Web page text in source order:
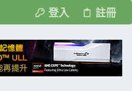
登入 註冊